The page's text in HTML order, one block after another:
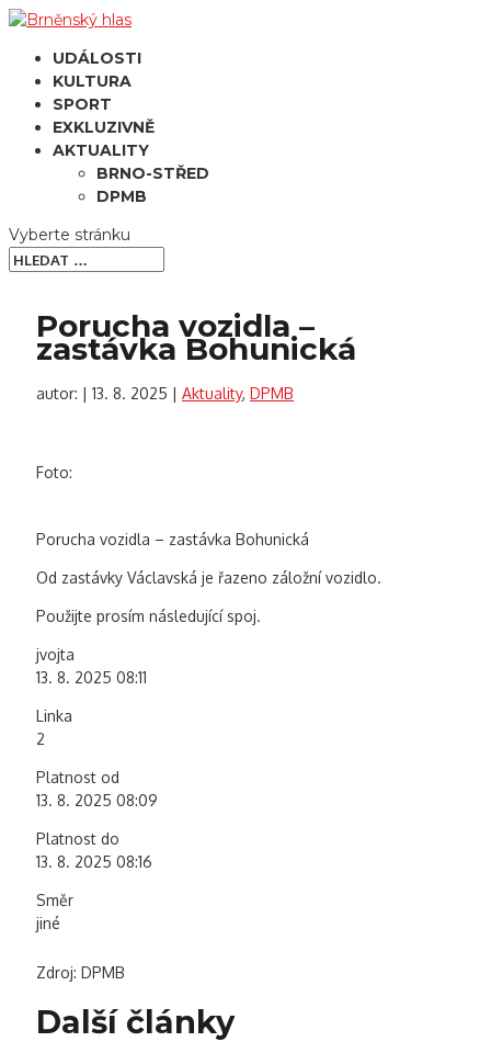
UDÁLOSTI
KULTURA
SPORT
EXKLUZIVNĚ
AKTUALITY
BRNO-STŘED
DPMB
Vyberte stránku
Porucha vozidla –
zastávka Bohunická
autor: | 13. 8. 2025 | Aktuality, DPMB
Foto:
Porucha vozidla – zastávka Bohunická
Od zastávky Václavská je řazeno záložní vozidlo.
Použijte prosím následující spoj.
jvojta
13. 8. 2025 08:11
Linka
2
Platnost od
13. 8. 2025 08:09
Platnost do
13. 8. 2025 08:16
Směr
jiné
Zdroj: DPMB
Další články